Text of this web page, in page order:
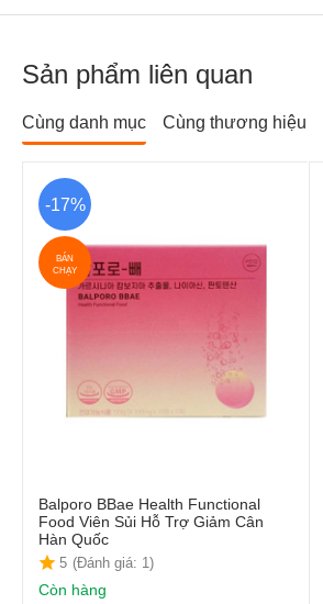
Sản phẩm liên quan
Cùng danh mục Cùng thương hiệu
-17%
BÁN
CHẠY
Balporo BBae Health Functional
Food Viên Sủi Hỗ Trợ Giảm Cân
Hàn Quốc
5 (Đánh giá: 1)
Còn hàng